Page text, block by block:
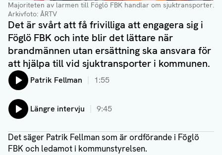
Majoriteten av larmen till Föglö FBK handlar om sjuktransporter.
Arkivfoto: ÅRTV
Det är svårt att få frivilliga att engagera sig i
Föglö FBK och inte blir det lättare när
brandmännen utan ersättning ska ansvara för
att hjälpa till vid sjuktransporter i kommunen.
Lyssna på:
Patrik Fellman 1:55
Lyssna på:
Längre intervju 9:45
Det säger Patrik Fellman som är ordförande i Föglö
FBK och ledamot i kommunstyrelsen.